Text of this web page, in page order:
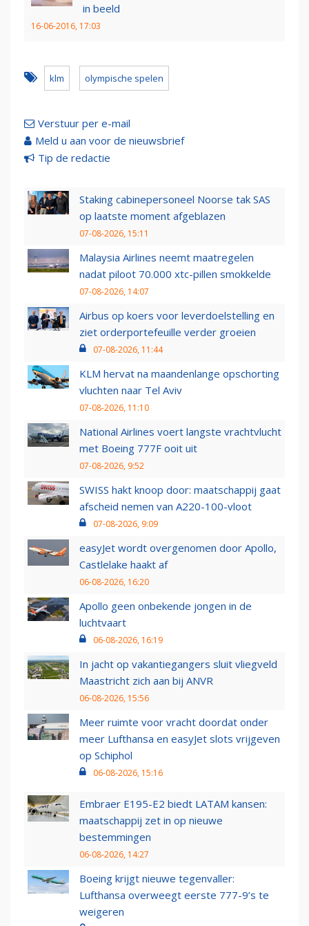
in beeld
16-06-2016, 17:03
klm olympische spelen
Verstuur per e-mail
Meld u aan voor de nieuwsbrief
Tip de redactie
Staking cabinepersoneel Noorse tak SAS
op laatste moment afgeblazen
07-08-2026, 15:11
Malaysia Airlines neemt maatregelen
nadat piloot 70.000 xtc-pillen smokkelde
07-08-2026, 14:07
Airbus op koers voor leverdoelstelling en
ziet orderportefeuille verder groeien
07-08-2026, 11:44
KLM hervat na maandenlange opschorting
vluchten naar Tel Aviv
07-08-2026, 11:10
National Airlines voert langste vrachtvlucht
met Boeing 777F ooit uit
07-08-2026, 9:52
SWISS hakt knoop door: maatschappij gaat
afscheid nemen van A220-100-vloot
07-08-2026, 9:09
easyJet wordt overgenomen door Apollo,
Castlelake haakt af
06-08-2026, 16:20
Apollo geen onbekende jongen in de
luchtvaart
06-08-2026, 16:19
In jacht op vakantiegangers sluit vliegveld
Maastricht zich aan bij ANVR
06-08-2026, 15:56
Meer ruimte voor vracht doordat onder
meer Lufthansa en easyJet slots vrijgeven
op Schiphol
06-08-2026, 15:16
Embraer E195-E2 biedt LATAM kansen:
maatschappij zet in op nieuwe
bestemmingen
06-08-2026, 14:27
Boeing krijgt nieuwe tegenvaller:
Lufthansa overweegt eerste 777-9’s te
weigeren